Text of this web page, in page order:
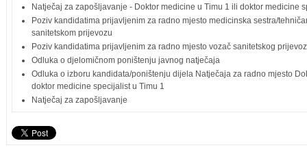
Natječaj za zapošljavanje - Doktor medicine u Timu 1 ili doktor medicine
Poziv kandidatima prijavljenim za radno mjesto medicinska sestra/
sanitetskom prijevozu
Poziv kandidatima prijavljenim za radno mjesto vozač sanitetskog
Odluka o djelomičnom poništenju javnog natječaja
Odluka o izboru kandidata/poništenju dijela Natječaja za radno mjesto
doktor medicine specijalist u Timu 1
Natječaj za zapošljavanje